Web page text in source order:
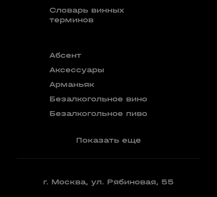
Словарь винных
терминов
Абсент
Аксессуары
Арманьяк
Безалкогольное вино
Безалкогольное пиво
Показать еще
г. Москва, ул. Рябиновая, 55